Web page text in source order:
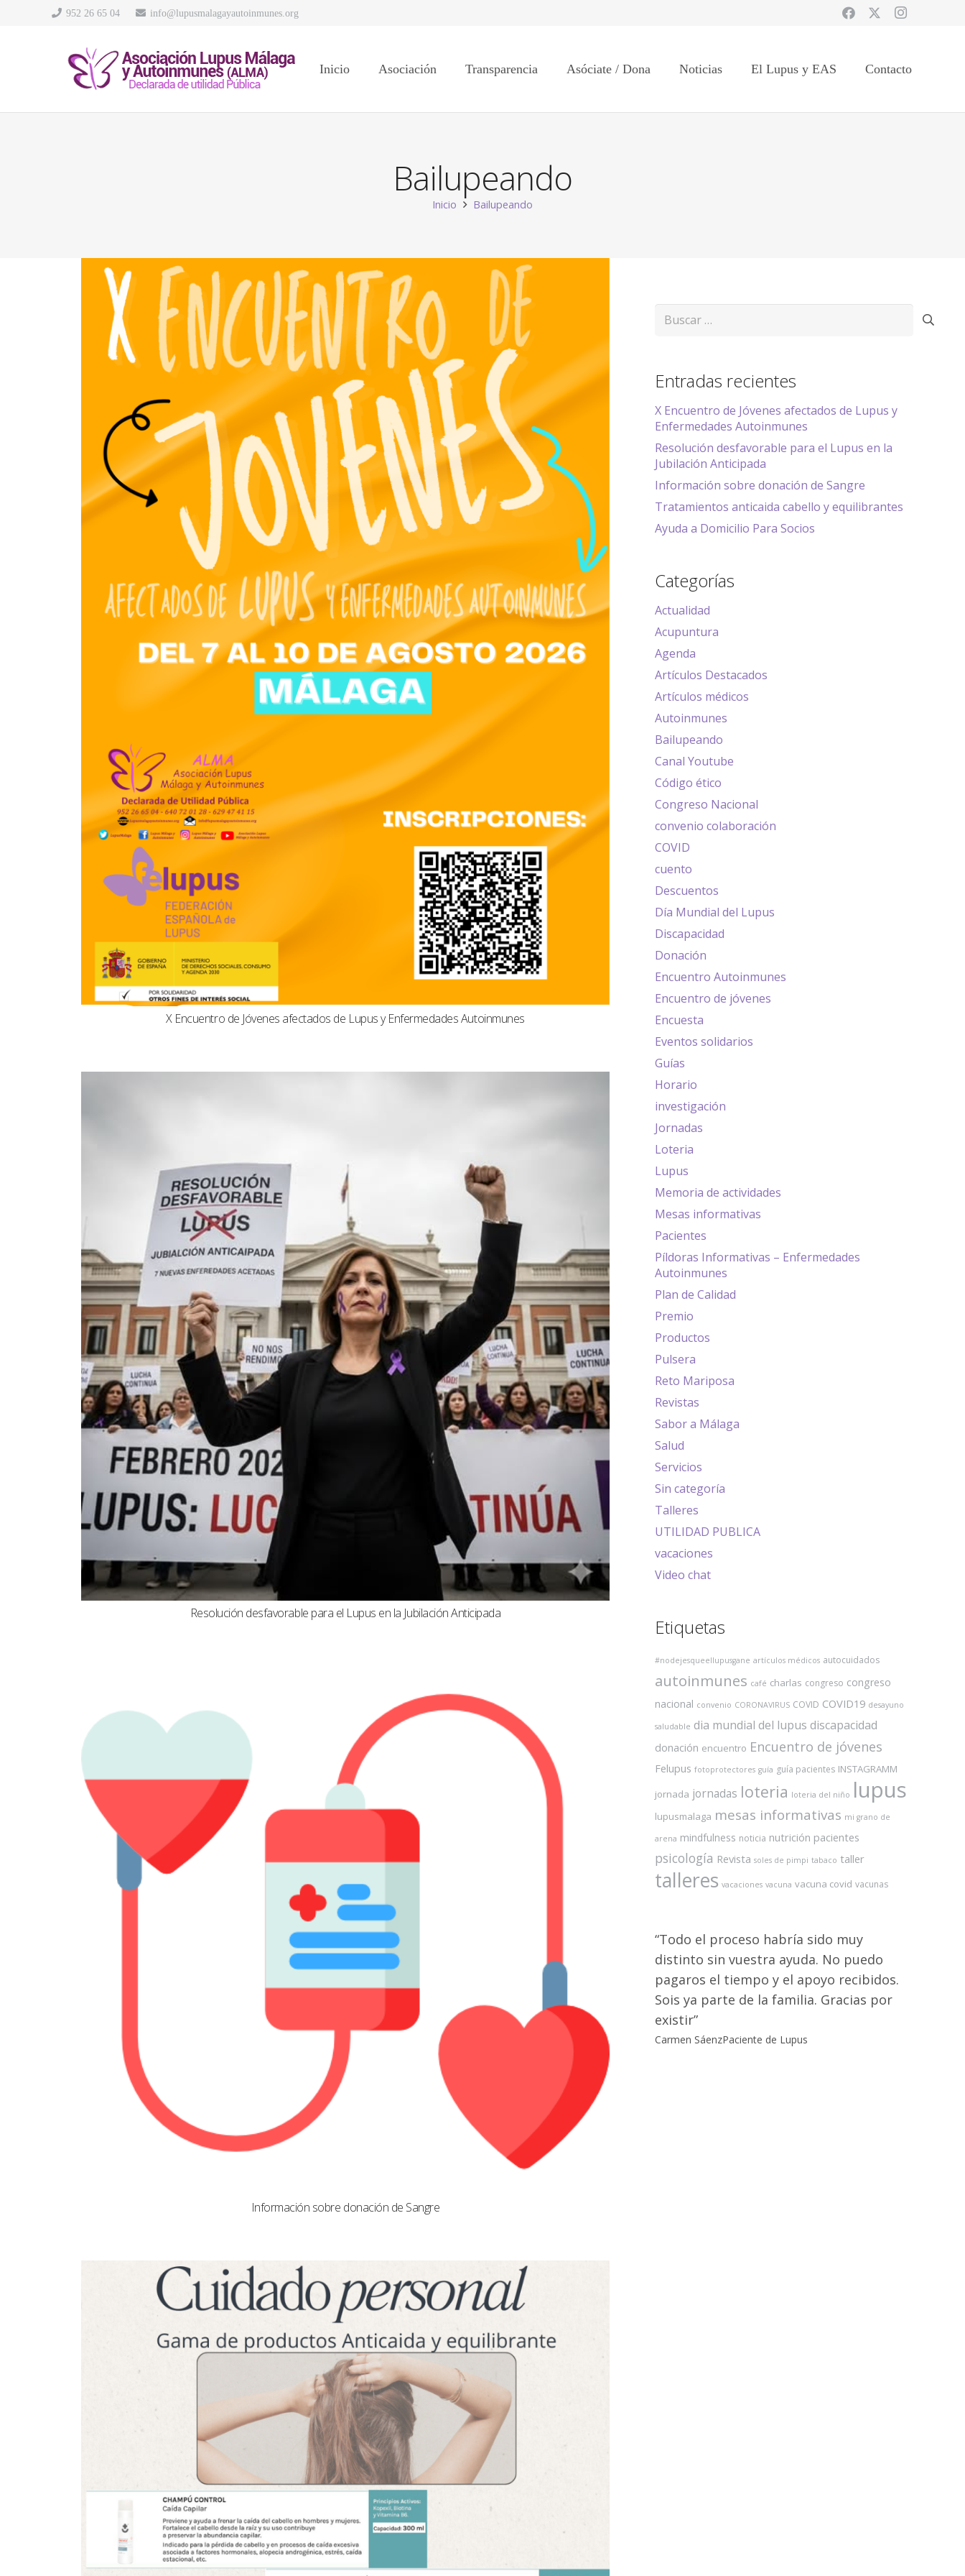
952 26 65 04 info@lupusmalagayautoinmunes.org
Inicio Asociación Transparencia Asóciate / Dona Noticias El Lupus y EAS Contacto
Bailupeando
Inicio Bailupeando
X Encuentro de Jóvenes afectados de Lupus y Enfermedades Autoinmunes
Resolución desfavorable para el Lupus en la Jubilación Anticipada
Información sobre donación de Sangre
Buscar:
Entradas recientes
X Encuentro de Jóvenes afectados de Lupus y
Enfermedades Autoinmunes
Resolución desfavorable para el Lupus en la
Jubilación Anticipada
Información sobre donación de Sangre
Tratamientos anticaida cabello y equilibrantes
Ayuda a Domicilio Para Socios
Categorías
Actualidad
Acupuntura
Agenda
Artículos Destacados
Artículos médicos
Autoinmunes
Bailupeando
Canal Youtube
Código ético
Congreso Nacional
convenio colaboración
COVID
cuento
Descuentos
Día Mundial del Lupus
Discapacidad
Donación
Encuentro Autoinmunes
Encuentro de jóvenes
Encuesta
Eventos solidarios
Guías
Horario
investigación
Jornadas
Loteria
Lupus
Memoria de actividades
Mesas informativas
Pacientes
Píldoras Informativas – Enfermedades
Autoinmunes
Plan de Calidad
Premio
Productos
Pulsera
Reto Mariposa
Revistas
Sabor a Málaga
Salud
Servicios
Sin categoría
Talleres
UTILIDAD PUBLICA
vacaciones
Video chat
Etiquetas
#nodejesqueellupusgane artículos médicos autocuidados
autoinmunes café charlas congreso congreso
nacional convenio CORONAVIRUS COVID COVID19 desayuno
saludable dia mundial del lupus discapacidad
donación encuentro Encuentro de jóvenes
Felupus fotoprotectores guía guía pacientes INSTAGRAMM
jornada jornadas loteria loteria del niño lupus
lupusmalaga mesas informativas mi grano de
arena mindfulness noticia nutrición pacientes
psicología Revista soles de pimpi tabaco taller
talleres vacaciones vacuna vacuna covid vacunas
Todo el proceso habría sido muy
distinto sin vuestra ayuda. No puedo
pagaros el tiempo y el apoyo recibidos.
Sois ya parte de la familia. Gracias por
existir
Carmen SáenzPaciente de Lupus